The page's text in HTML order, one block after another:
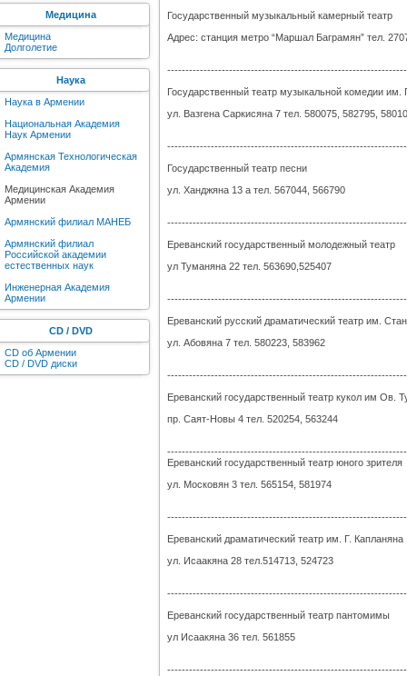
Медицина
Медицина
Долголетие
Наука
Наука в Армении
Национальная Академия
Наук Армении
Армянская Технологическая
Академия
Медицинская Академия
Армении
Армянский филиал МАНЕБ
Армянский филиал
Российской академии
естественных наук
Инженерная Академия
Армении
CD / DVD
CD об Армении
CD / DVD диски
Государственный музыкальный камерный театр
Адрес: станция метро “Маршал Баграмян” тел.
Государственный театр музыкальной комедии им.
ул. Вазгена Саркисяна 7 тел. 580075, 582795,
Государственный театр песни
ул. Ханджяна 13 а тел. 567044, 566790
Ереванский государственный молодежный театр
ул Туманяна 22 тел. 563690,525407
Ереванский русский драматический театр им.
ул. Абовяна 7 тел. 580223, 583962
Ереванский государственный театр кукол им Ов.
пр. Саят-Новы 4 тел. 520254, 563244
Ереванский государственный театр юного зрителя
ул. Московян 3 тел. 565154, 581974
Ереванский драматический театр им. Г. Капланяна
ул. Исаакяна 28 тел.514713, 524723
Ереванский государственный театр пантомимы
ул Исаакяна 36 тел. 561855